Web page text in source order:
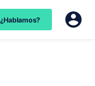
¿Hablamos?